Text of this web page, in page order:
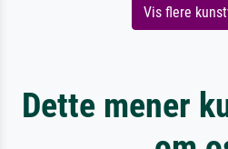
Vis flere
Dette mener